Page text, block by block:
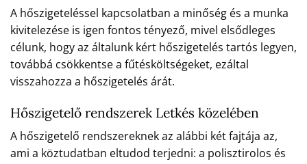
A hőszigeteléssel kapcsolatban a minőség és a munka
kivitelezése is igen fontos tényező, mivel elsődleges
célunk, hogy az általunk kért hőszigetelés tartós legyen,
továbbá csökkentse a fűtésköltségeket, ezáltal
visszahozza a hőszigetelés árát.
Hőszigetelő rendszerek Letkés közelében
A hőszigetelő rendszereknek az alábbi két fajtája az,
ami a köztudatban eltudod terjedni: a polisztirolos és